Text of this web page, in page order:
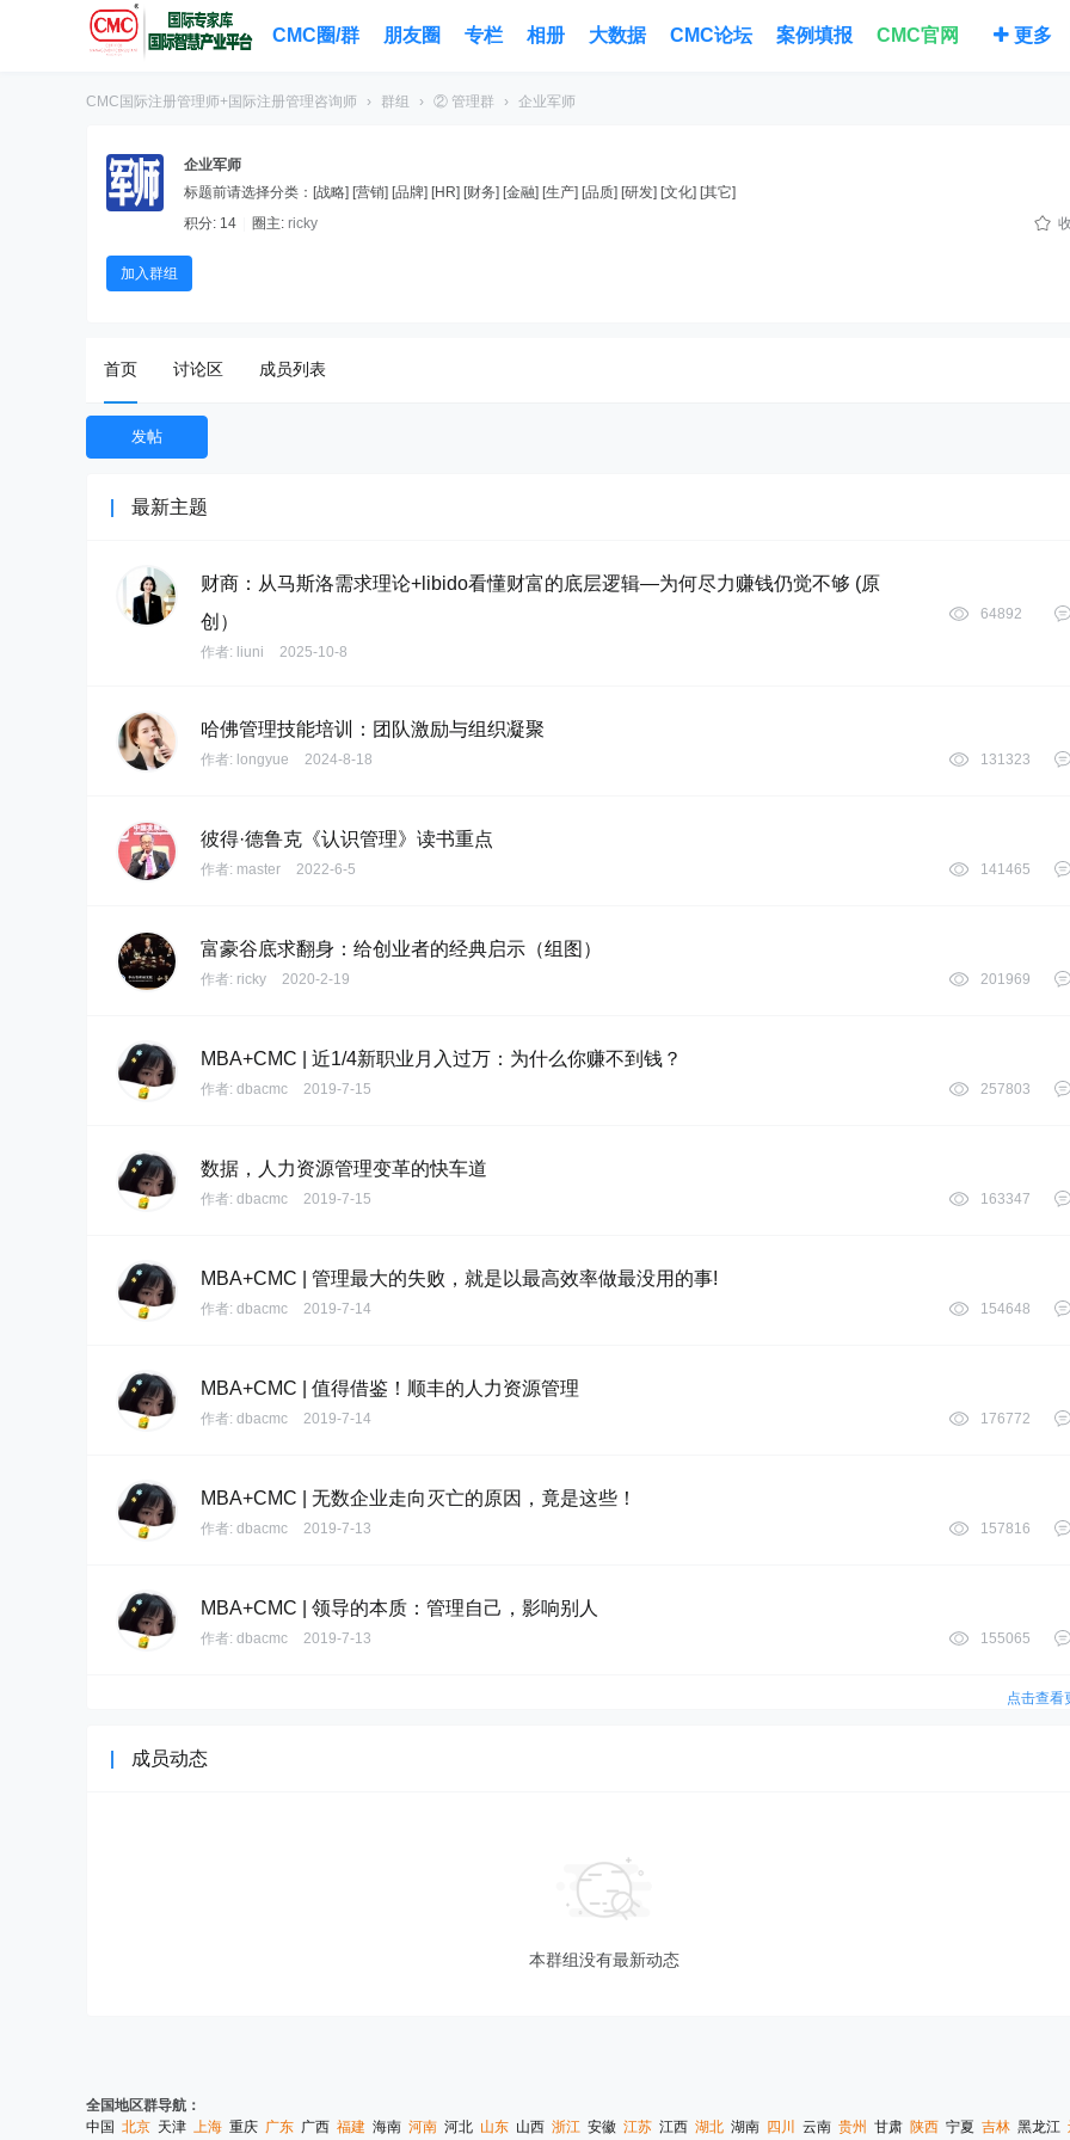
CMC圈/群 朋友圈 专栏 相册 大数据 CMC论坛 案例填报 CMC官网 更多
CMC国际注册管理师+国际注册管理咨询师 › 群组 › ② 管理群 › 企业军师
企业军师
标题前请选择分类：[战略] [营销] [品牌] [HR] [财务] [金融] [生产] [品质] [研发] [文化] [其它]
积分: 14 圈主: ricky
加入群组
首页 讨论区 成员列表
发帖
最新主题
财商：从马斯洛需求理论+libido看懂财富的底层逻辑—为何尽力赚钱仍觉不够 (原
创）
作者: liuni 2025-10-8
64892
哈佛管理技能培训：团队激励与组织凝聚
作者: longyue 2024-8-18 131323
彼得·德鲁克《认识管理》读书重点
作者: master 2022-6-5 141465
富豪谷底求翻身：给创业者的经典启示（组图）
作者: ricky 2020-2-19 201969
MBA+CMC | 近1/4新职业月入过万：为什么你赚不到钱？
作者: dbacmc 2019-7-15 257803
数据，人力资源管理变革的快车道
作者: dbacmc 2019-7-15 163347
MBA+CMC | 管理最大的失败，就是以最高效率做最没用的事!
作者: dbacmc 2019-7-14 154648
MBA+CMC | 值得借鉴！顺丰的人力资源管理
作者: dbacmc 2019-7-14 176772
MBA+CMC | 无数企业走向灭亡的原因，竟是这些！
作者: dbacmc 2019-7-13 157816
MBA+CMC | 领导的本质：管理自己，影响别人
作者: dbacmc 2019-7-13 155065
点击查看
成员动态
本群组没有最新动态
全国地区群导航：
中国 北京 天津 上海 重庆 广东 广西 福建 海南 河南 河北 山东 山西 浙江 安徽 江苏 江西 湖北 湖南 四川 云南 贵州 甘肃 陕西 宁夏 吉林 黑龙江